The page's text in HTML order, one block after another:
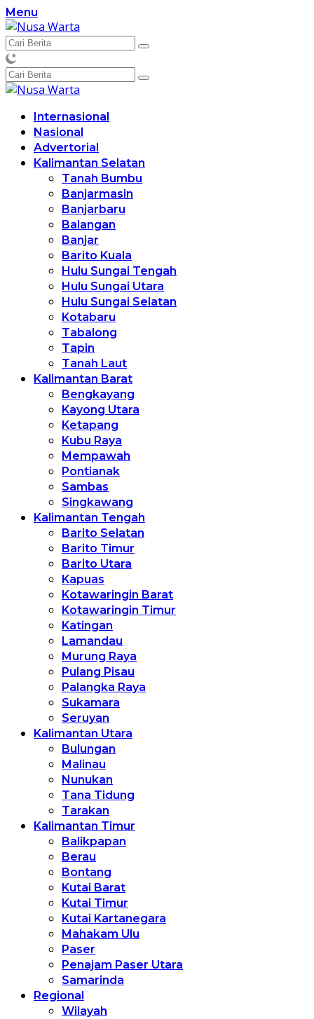
Langsung
ke
konten
Menu
Internasional
Nasional
Advertorial
Kalimantan Selatan
Tanah Bumbu
Banjarmasin
Banjarbaru
Balangan
Banjar
Barito Kuala
Hulu Sungai Tengah
Hulu Sungai Utara
Hulu Sungai Selatan
Kotabaru
Tabalong
Tapin
Tanah Laut
Kalimantan Barat
Bengkayang
Kayong Utara
Ketapang
Kubu Raya
Mempawah
Pontianak
Sambas
Singkawang
Kalimantan Tengah
Barito Selatan
Barito Timur
Barito Utara
Kapuas
Kotawaringin Barat
Kotawaringin Timur
Katingan
Lamandau
Murung Raya
Pulang Pisau
Palangka Raya
Sukamara
Seruyan
Kalimantan Utara
Bulungan
Malinau
Nunukan
Tana Tidung
Tarakan
Kalimantan Timur
Balikpapan
Berau
Bontang
Kutai Barat
Kutai Timur
Kutai Kartanegara
Mahakam Ulu
Paser
Penajam Paser Utara
Samarinda
Regional
Wilayah